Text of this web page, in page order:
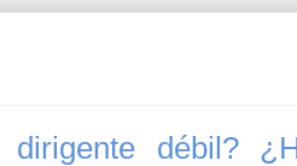
débil?